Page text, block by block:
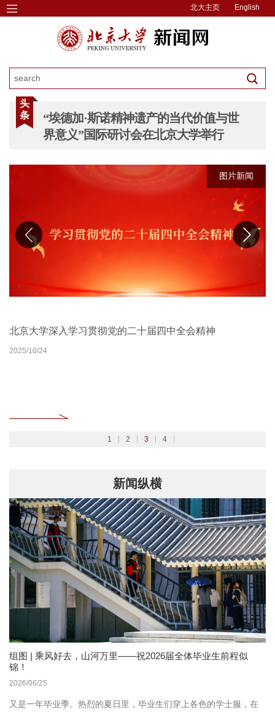
北大主页 English
头
条
“埃德加·斯诺精神遗产的当代价值与世
界意义”国际研讨会在北京大学举行
图片新闻
北京大学扎实开展树立和践行正确政绩观学习教育
2026/02/27
图片新闻
2026北京大学管理质效年
2026/03/30
图片新闻
北京大学深入学习贯彻党的二十届四中全会精神
2025/10/24
图片新闻
聚焦2026全国两会
2026/03/06
1 2 3 4
新闻纵横
组图 | 乘风好去，山河万里——祝2026届全体毕业生前程似
锦！
2026/06/25
又是一年毕业季。热烈的夏日里，毕业生们穿上各色的学士服，在